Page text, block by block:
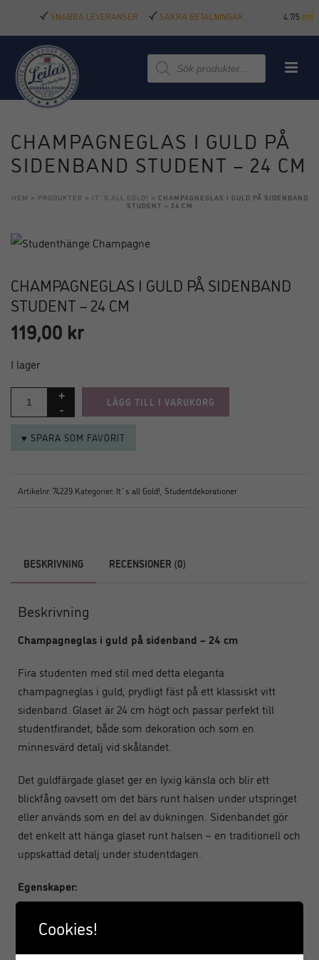
SNABBA LEVERANSER SÄKRA BETALNINGAR 4.7/5
Produktsökning
CHAMPAGNEGLAS I GULD PÅ
SIDENBAND STUDENT – 24 CM
HEM » PRODUKTER » IT´S ALL GOLD! » CHAMPAGNEGLAS I GULD PÅ SIDENBAND
STUDENT – 24 CM
CHAMPAGNEGLAS I GULD PÅ SIDENBAND
STUDENT – 24 CM
119,00 kr
I lager
LÄGG TILL I VARUKORG
♥ SPARA SOM FAVORIT
Artikelnr: 74229 Kategorier: It´s all Gold! Studentdekorationer
BESKRIVNING RECENSIONER (0)
Beskrivning
Champagneglas i guld på sidenband – 24 cm
Fira studenten med stil med detta eleganta
champagneglas i guld, prydligt fäst på ett klassiskt vitt
sidenband. Glaset är 24 cm högt och passar perfekt till
studentfirandet, både som dekoration och som en
minnesvärd detalj vid skålandet.
Det guldfärgade glaset ger en lyxig känsla och blir ett
blickfång oavsett om det bärs runt halsen under utspringet
eller används som en del av dukningen. Sidenbandet gör
det enkelt att hänga glaset runt halsen – en traditionell och
uppskattad detalj under studentdagen.
Egenskaper:
Färg: Guld
Cookies!